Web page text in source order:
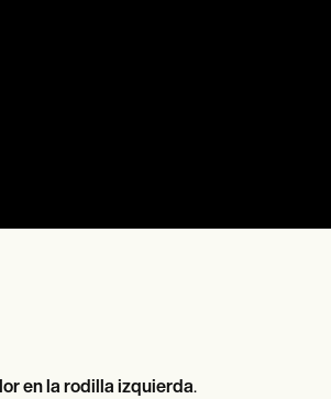
en la rodilla izquierda.